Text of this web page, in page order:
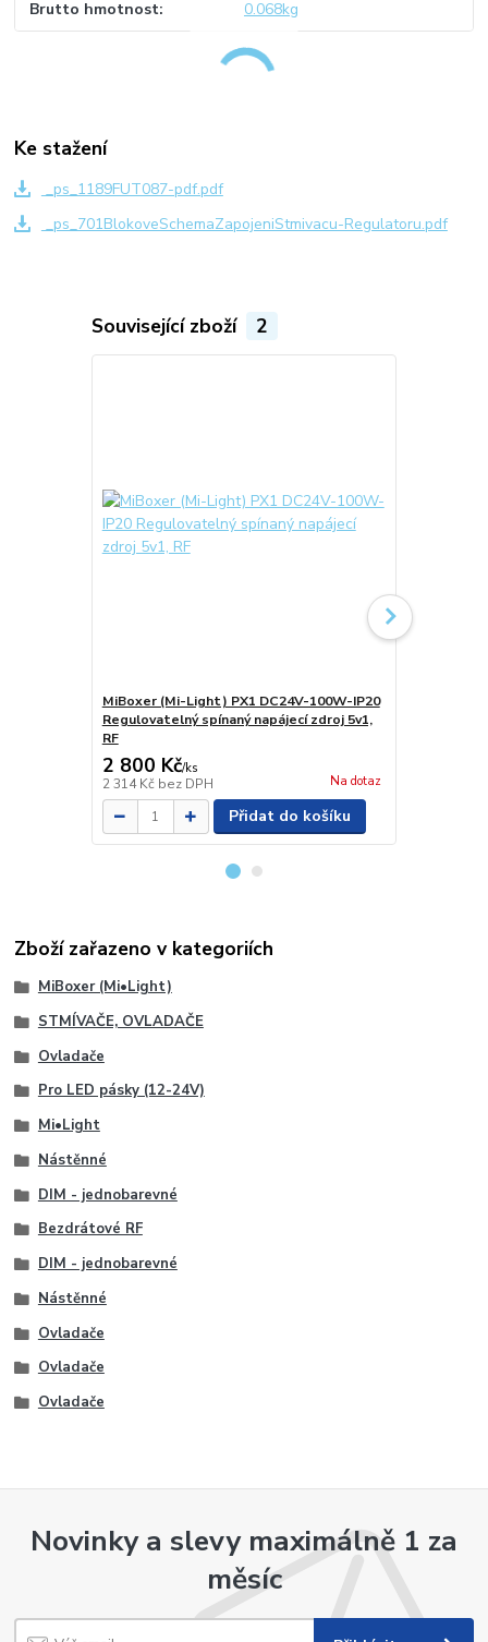
Brutto hmotnost 0.068kg
Ke stažení
_ps_1189FUT087-pdf.pdf
_ps_701BlokoveSchemaZapojeniStmivacu-Regulatoru.pdf
Související zboží 2
MiBoxer (Mi-Light) PX1 DC24V-100W-IP20
Regulovatelný spínaný napájecí zdroj 5v1,
RF
2 800 Kč/ks
2 314 Kč bez DPH Na dotaz
Přidat do košíku
Zboží zařazeno v kategoriích
MiBoxer (Mi•Light)
STMÍVAČE, OVLADAČE
Ovladače
Pro LED pásky (12-24V)
Mi•Light
Nástěnné
DIM - jednobarevné
Bezdrátové RF
DIM - jednobarevné
Nástěnné
Ovladače
Ovladače
Ovladače
Novinky a slevy maximálně 1 za
měsíc